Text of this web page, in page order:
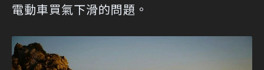
電動車買氣下滑的問題。